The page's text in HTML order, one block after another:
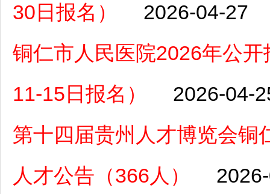
30日报名）
2026-04-27
铜仁市人民医院2026年公
11-15日报名）
2026-04-
第十四届贵州人才博览会铜
人才公告（366人）